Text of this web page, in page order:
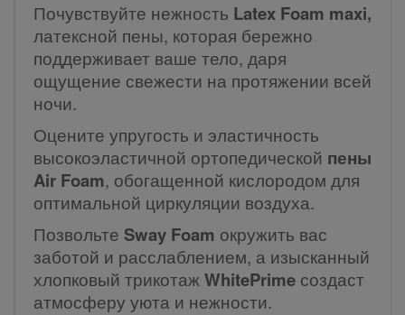
Почувствуйте нежность Latex Foam maxi,
латексной пены, которая бережно
поддерживает ваше тело, даря
ощущение свежести на протяжении всей
ночи.
Оцените упругость и эластичность
высокоэластичной ортопедической пены
Air Foam, обогащенной кислородом для
оптимальной циркуляции воздуха.
Позвольте Sway Foam окружить вас
заботой и расслаблением, а изысканный
хлопковый трикотаж WhitePrime создаст
атмосферу уюта и нежности.